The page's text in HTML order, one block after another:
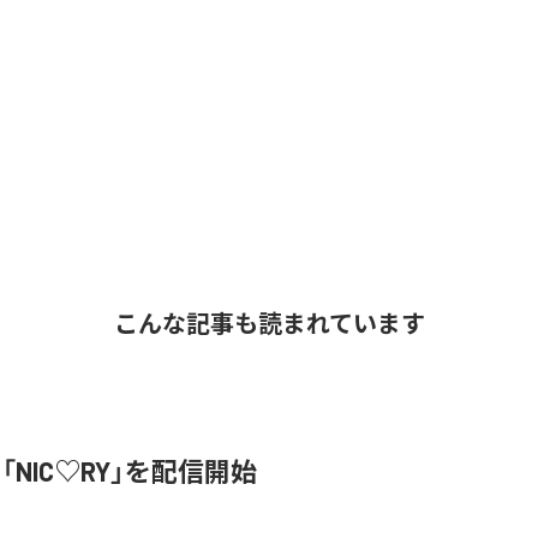
こんな記事も読まれています
NIC♡RY」を配信開始